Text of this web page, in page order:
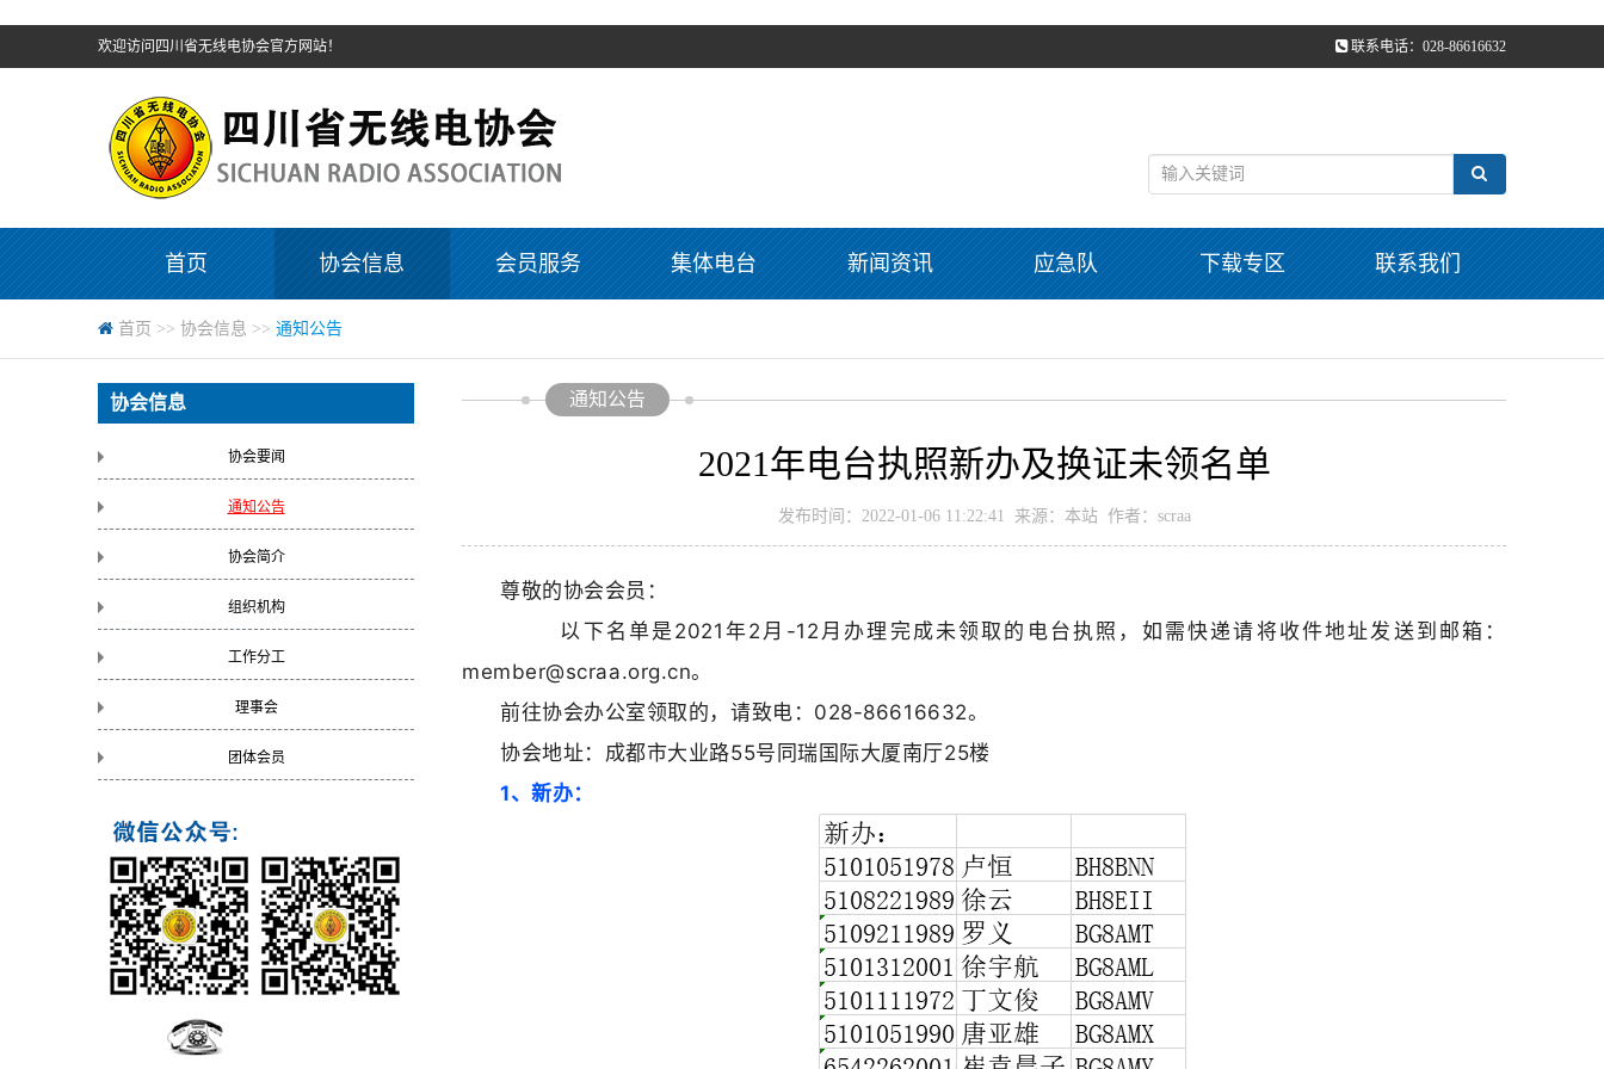
联系电话：028-86616632
欢迎访问四川省无线电协会官方网站！
首页 协会信息 会员服务 集体电台 新闻资讯 应急队 下载专区 联系我们
首页 >> 协会信息 >> 通知公告
协会信息
协会要闻
通知公告
协会简介
组织机构
工作分工
理事会
团体会员
通知公告
2021年电台执照新办及换证未领名单
发布时间：2022-01-06 11:22:41 来源：本站 作者：scraa
尊敬的协会会员：
以下名单是2021年2月-12月办理完成未领取的电台执照，如需快递请将收件地址发送到邮箱：
member@scraa.org.cn。
前往协会办公室领取的，请致电：028-86616632。
协会地址：成都市大业路55号同瑞国际大厦南厅25楼
1、新办：